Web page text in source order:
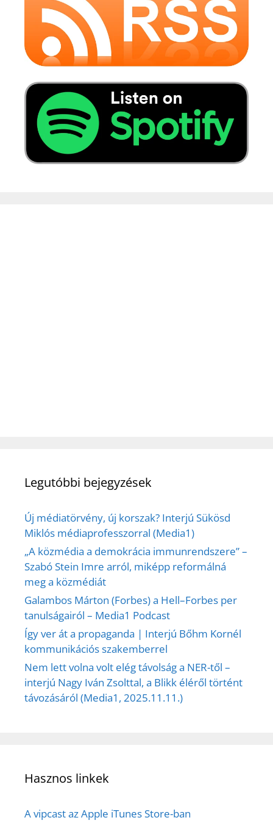
Legutóbbi bejegyzések
Új médiatörvény, új korszak? Interjú Sükösd
Miklós médiaprofesszorral (Media1)
„A közmédia a demokrácia immunrendszere” –
Szabó Stein Imre arról, miképp reformálná
meg a közmédiát
Galambos Márton (Forbes) a Hell–Forbes per
tanulságairól – Media1 Podcast
Így ver át a propaganda | Interjú Bőhm Kornél
kommunikációs szakemberrel
Nem lett volna volt elég távolság a NER-től –
interjú Nagy Iván Zsolttal, a Blikk éléről történt
távozásáról (Media1, 2025.11.11.)
Hasznos linkek
A vipcast az Apple iTunes Store-ban